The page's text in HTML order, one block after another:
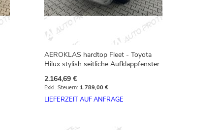
AEROKLAS hardtop Fleet - Toyota
Hilux stylish seitliche Aufklappfenster
2.164,69 €
1.789,00 €
LIEFERZEIT AUF ANFRAGE